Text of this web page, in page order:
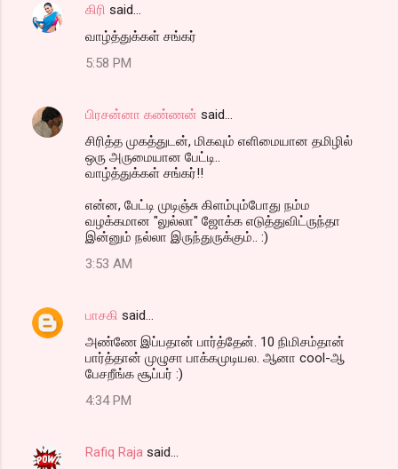
கிரி said…
வாழ்த்துக்கள் சங்கர்
5:58 PM
பிரசன்னா கண்ணன் said…
சிரித்த முகத்துடன், மிகவும் எளிமையான தமிழில்
ஒரு அருமையான பேட்டி..
வாழ்த்துக்கள் சங்கர்!!
என்ன, பேட்டி முடிஞ்சு கிளம்பும்போது நம்ம
வழக்கமான "லுல்லா" ஜோக்க எடுத்துவிட்ருந்தா
இன்னும் நல்லா இருந்துருக்கும்.. :)
3:53 AM
பாசகி said…
அண்ணே இப்பதான் பார்த்தேன். 10 நிமிசம்தான்
பார்த்தான் முழுசா பாக்கமுடியல. ஆனா cool-ஆ
பேசறீங்க சூப்பர் :)
4:34 PM
Rafiq Raja said…